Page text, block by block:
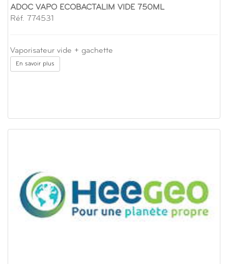
ADOC VAPO ECOBACTALIM VIDE 750ML
Réf. 774531
Vaporisateur vide + gachette
En savoir plus